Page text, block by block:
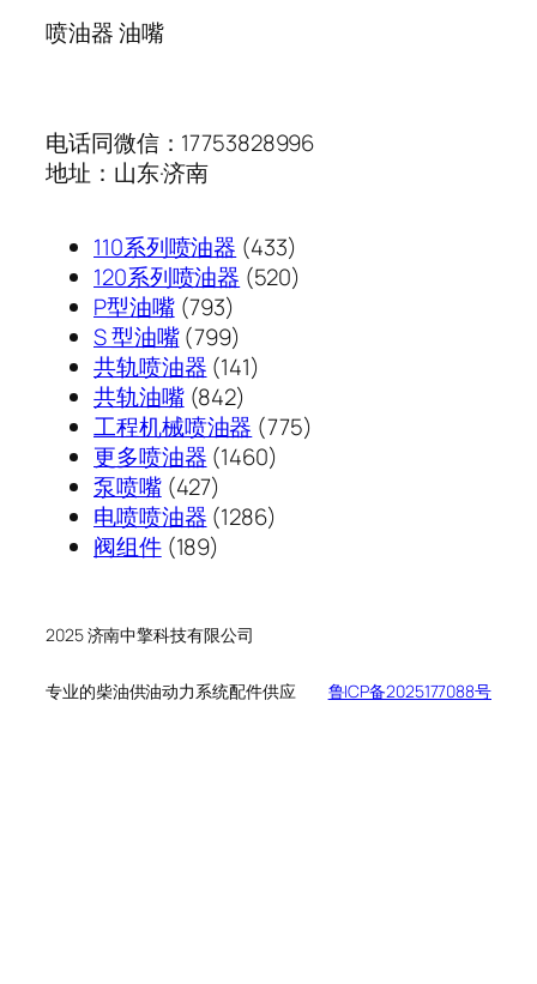
喷油器 油嘴
电话同微信：17753828996
地址：山东·济南
110系列喷油器 433433
个
120系列喷油器 520520
P型油嘴 793793
个
产
品
S 型油嘴 799799
个
产
品
共轨喷油器 141141
产
品
共轨油嘴 842842
个
产
工程机械喷油器 775775
更多喷油器 14601460
产
泵喷嘴 427427
个
产
电喷喷油器 12861286
阀组件 189189
品
2025 济南中擎科技有限公司
专业的柴油供油动力系统配件供应 鲁ICP备2025177088号